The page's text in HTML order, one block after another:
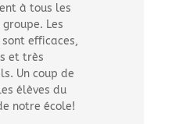
à tous les
Les
efficaces,
et très
Un coup de
élèves du
notre école!